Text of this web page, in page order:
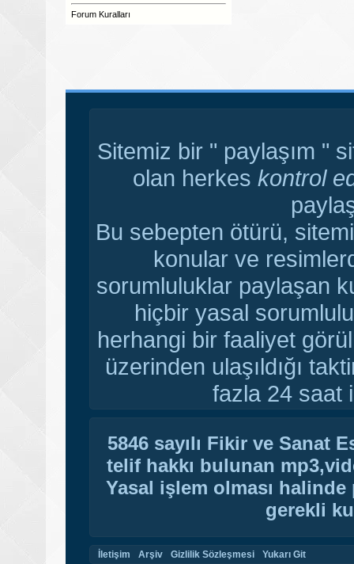
Forum Kuralları
Sitemiz bir " paylaşım "
olan herkes kontrol
Bu sebepten ötürü,
konular ve
sorumluluklar paylaşan
hiçbir yasal
herhangi bir faaliyet
üzerinden ulaşıldığı
fazla 24 saat
5846 sayılı Fikir ve Sanat
telif hakkı bulunan
Yasal işlem olması
gerekli
İletişim Arşiv Gizlilik Sözleşmesi Yukarı Git